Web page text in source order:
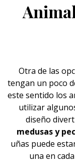
Otra de las
tengan un poco
este sentido los
utilizar
diseño
medusas y
uñas puede
una en